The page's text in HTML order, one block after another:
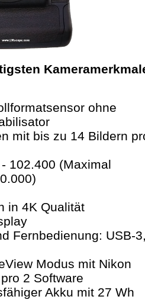
ohne
mit bis zu 14 Bildern
102.400 (Maximal
in 4K Qualität
Fernbedienung: USB-
Modus mit Nikon
2 Software
Akku mit 27 Wh